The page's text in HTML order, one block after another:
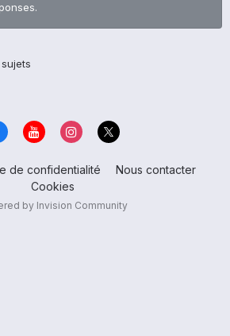
de confidentialité
Nous contacter
Cookies
by Invision Community